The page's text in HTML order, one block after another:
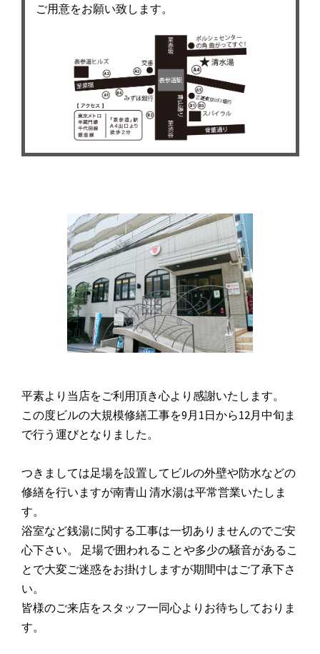
ご用意をお願い致します。
平素より当店をご利用頂き心より感謝いたします。
この度ビルの大規模修繕工事を9月1日から12月中旬ま
で行う運びとなりました。
つきましては足場を設置してビルの外壁や防水などの
修繕を行いますが南青山 清水湯は平常営業いたしま
す。
浴室など銭湯に関する工事は一切ありませんのでご安
心下さい。 足場で囲われることや多少の騒音があるこ
とで大変ご迷惑をお掛けしますが期間中はご了承下さ
い。
皆様のご来店をスタッフ一同心よりお待ちしておりま
す。